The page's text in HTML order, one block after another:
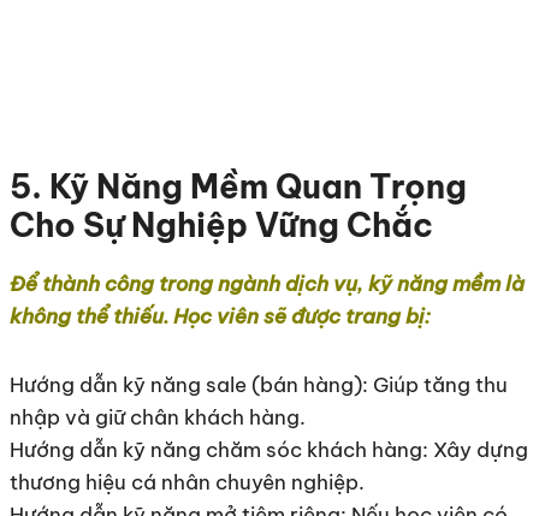
5. Kỹ Năng Mềm Quan Trọng
Cho Sự Nghiệp Vững Chắc
Để thành công trong ngành dịch vụ, kỹ năng mềm là
không thể thiếu. Học viên sẽ được trang bị:
Hướng dẫn kỹ năng sale (bán hàng): Giúp tăng thu
nhập và giữ chân khách hàng.
Hướng dẫn kỹ năng chăm sóc khách hàng: Xây dựng
thương hiệu cá nhân chuyên nghiệp.